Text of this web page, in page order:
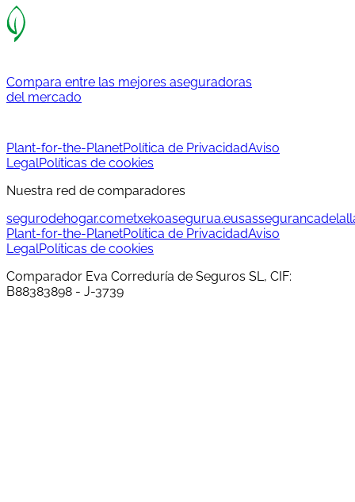
Compara entre las mejores aseguradoras
del mercado
Plant-for-the-PlanetPolítica de PrivacidadAviso
LegalPolíticas de cookies
Nuestra red de comparadores
segurodehogar.cometxekoasegurua.eus
Plant-for-the-PlanetPolítica de PrivacidadAviso
LegalPolíticas de cookies
Comparador Eva Correduría de Seguros SL, CIF:
B88383898 - J-3739